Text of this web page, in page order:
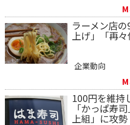
ラーメン店
上げ」「再
企業動向
100円を維持
「かっぱ寿
上組」に攻勢